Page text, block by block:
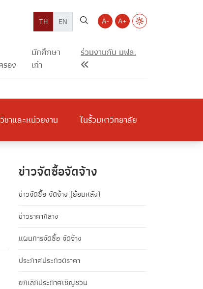
TH EN A- A+
อง
นักศึกษา
เก่า
ร่วมงานกับ มฟล.
ชาและหน่วยงาน ในรั้วมหาวิทยาลัย
ข่าวจัดซื้อจัดจ้าง
ข่าวจัดซื้อ จัดจ้าง (ย้อนหลัง)
ข่าวราคากลาง
แผนการจัดซื้อ จัดจ้าง
ประกาศประกวดราคา
ยกเลิกประกาศเชิญชวน